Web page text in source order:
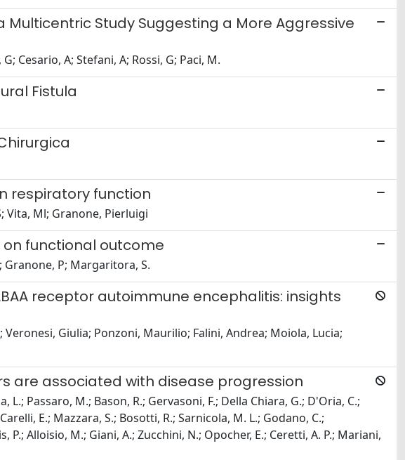
Study Suggesting a More Aggressive
Cesario, A; Stefani, A; Rossi, G; Paci, M.
Fistula
respiratory function
Vita, Ml; Granone, Pierluigi
functional outcome
Granone, P; Margaritora, S.
receptor autoimmune encephalitis: insights
Giulia; Ponzoni, Maurilio; Falini, Andrea; Moiola, Lucia;
are associated with disease progression
L.; Passaro, M.; Bason, R.; Gervasoni, F.; Della Chiara, G.; D'Oria, C.;
E.; Mazzara, S.; Bosotti, R.; Sarnicola, M. L.; Godano, C.;
Alloisio, M.; Giani, A.; Zucchini, N.; Opocher, E.; Ceretti, A. P.; Mariani,